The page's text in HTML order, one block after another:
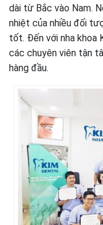
dài từ Bắc vào Nam.
nhiệt của nhiều đối
tốt. Đến với nha khoa
các chuyên viên tận
hàng đầu.